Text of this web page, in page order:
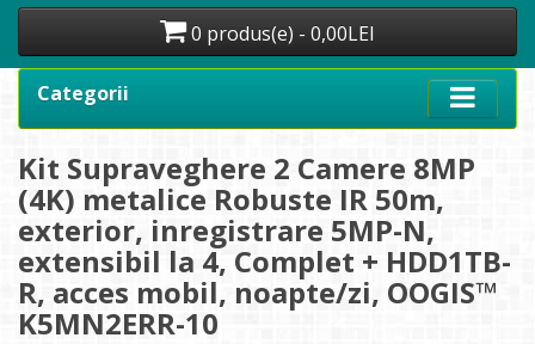
0 produs(e) - 0,00LEI
Categorii
Kit Supraveghere 2 Camere 8MP
(4K) metalice Robuste IR 50m,
exterior, inregistrare 5MP-N,
extensibil la 4, Complet + HDD1TB-
R, acces mobil, noapte/zi, OOGIS™
K5MN2ERR-10